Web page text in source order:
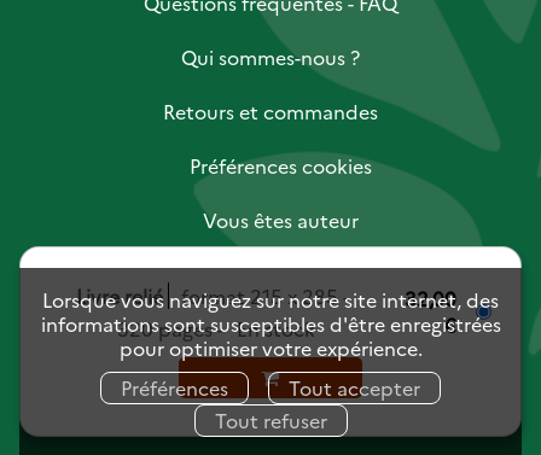
Lorsque vous naviguez sur notre site internet, des
informations sont susceptibles d'être enregistrées
pour optimiser votre expérience.
Préférences
Tout accepter
Tout refuser
Livre relié
format 215 x 285
320 pages
En stock
32,00
€
Qui sommes-nous ?
Retours et commandes
Préférences cookies
Vous êtes auteur
Vous êtes libraire
Vous êtes journaliste
Mentions légales
Charte des données personnelles
Conditions générales de vente